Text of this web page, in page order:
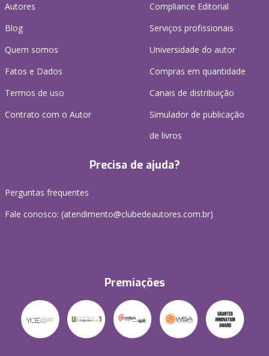
Autores
Blog
Quem somos
Fatos e Dados
Termos de uso
Contrato com o Autor
Compliance Editorial
Serviços profissionais
Universidade do autor
Compras em quantidade
Canais de distribuição
Simulador de publicação
de livros
Precisa de ajuda?
Perguntas frequentes
Fale conosco: (atendimento@clubedeautores.com.br)
Premiações